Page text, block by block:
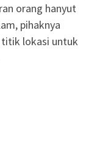
orang hanyut
pihaknya
titik lokasi untuk